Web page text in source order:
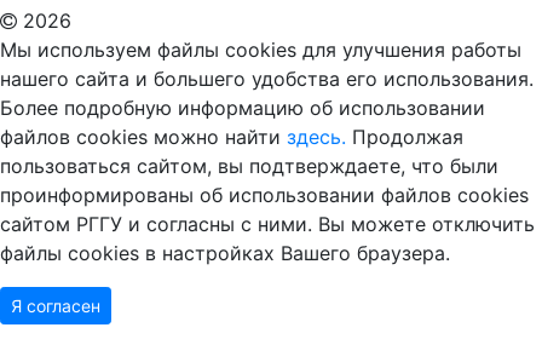
2026
Мы используем файлы cookies для улучшения работы
нашего сайта и большего удобства его использования.
Более подробную информацию об использовании
файлов cookies можно найти здесь. Продолжая
пользоваться сайтом, вы подтверждаете, что были
проинформированы об использовании файлов cookies
сайтом РГГУ и согласны с ними. Вы можете отключить
файлы cookies в настройках Вашего браузера.
Я согласен